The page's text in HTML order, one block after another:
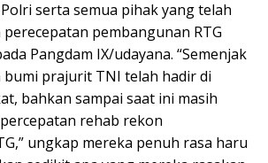
serta semua pihak yang telah
pembangunan RTG
Pangdam IX/udayana. “Semenjak
bumi prajurit TNI telah hadir di
bahkan sampai saat ini masih
rehab rekon
ungkap mereka penuh rasa haru